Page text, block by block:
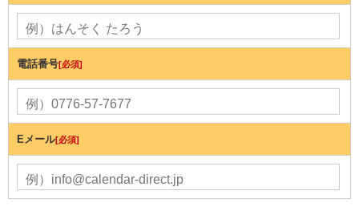
電話番号[必須]
Eメール[必須]